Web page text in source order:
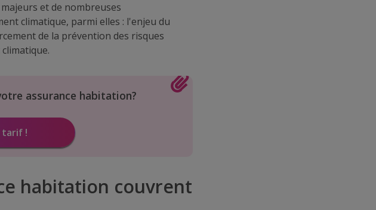
et de nombreuses
climatique, parmi elles : l'enjeu du
de la prévention des risques
assurance habitation?
tarif !
habitation couvrent